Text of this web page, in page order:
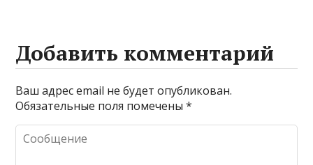
Добавить комментарий
Ваш адрес email не будет опубликован.
Обязательные поля помечены*